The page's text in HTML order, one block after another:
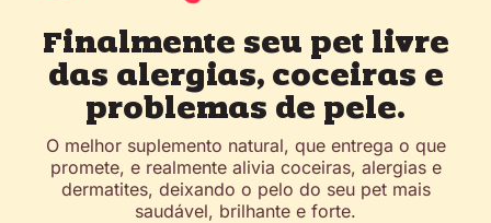
Finalmente seu pet livre
das alergias, coceiras e
problemas de pele.
O melhor suplemento natural, que entrega o que
promete, e realmente alivia coceiras, alergias e
dermatites, deixando o pelo do seu pet mais
saudável, brilhante e forte.